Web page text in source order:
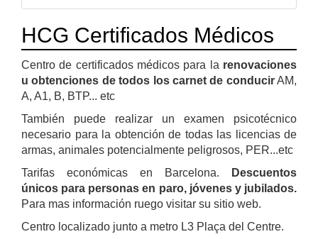
HCG Certificados Médicos
Centro de certificados médicos para la renovaciones
u obtenciones de todos los carnet de conducirAM,
A, A1, B, BTP... etc
También puede realizar un examen psicotécnico
necesario para la obtención de todas las licencias de
armas, animales potencialmente peligrosos, PER...etc
Tarifas económicas en Barcelona.
Descuentos
únicos para personas en paro, jóvenes y jubilados.
Para mas información ruego visitar su sitio web.
Centro localizado junto a metro L3 Plaça del Centre.